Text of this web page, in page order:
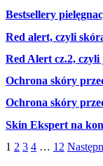
Bestsellery
Red alert, czyli
Red Alert cz.2,
Ochrona skóry
Ochrona skóry
Skin Ekspert na
1 2 3 4 … 12